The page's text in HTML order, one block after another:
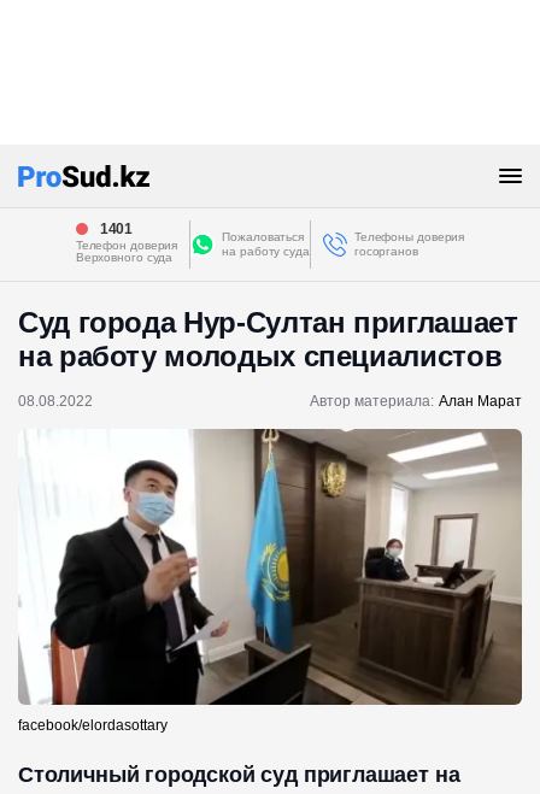
1401
Телефон доверия
Верховного суда
Пожаловаться
на работу суда
Телефоны доверия
госорганов
Суд города Нур-Султан приглашает
на работу молодых специалистов
08.08.2022 Автор материала: Алан Марат
facebook/elordasottary
Столичный городской суд приглашает на